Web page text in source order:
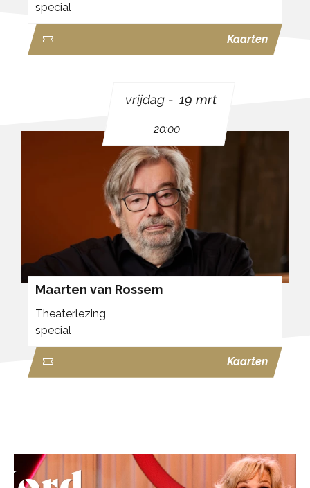
special
Kaarten
vrijdag 19 mrt
20:00
Maarten van Rossem
Theaterlezing
special
Kaarten